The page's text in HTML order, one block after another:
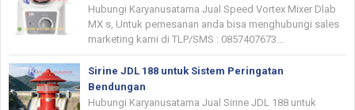
Hubungi Karyanusatama Jual Speed Vortex Mixer Dlab
MX s, Untuk pemesanan anda bisa menghubungi sales
marketing kami di TLP/SMS : 0857407673...
Sirine JDL 188 untuk Sistem Peringatan
Bendungan
Hubungi Karyanusatama Jual Sirine JDL 188 untuk